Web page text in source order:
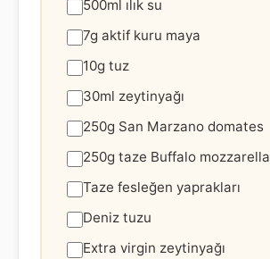
500ml ılık su
7g aktif kuru maya
10g tuz
30ml zeytinyağı
250g San Marzano domates
250g taze Buffalo mozzarella
Taze fesleğen yaprakları
Deniz tuzu
Extra virgin zeytinyağı